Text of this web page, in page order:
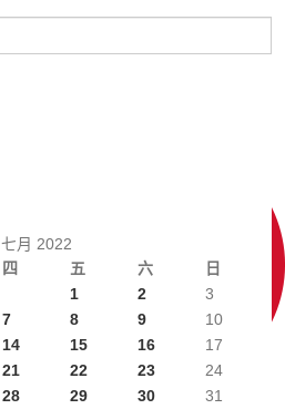
七月 2022
四 五 六 日
1 2
3
7 8 9
10
14 15 16
17
21 22 23
24
28 29 30 31